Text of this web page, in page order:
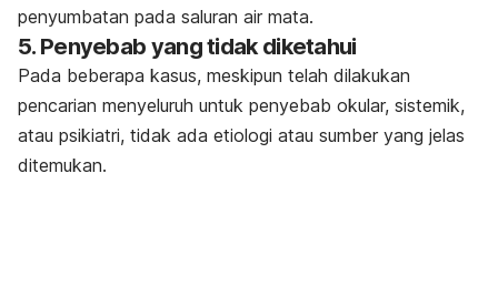
penyumbatan pada saluran air mata.
5. Penyebab yang tidak diketahui
Pada beberapa kasus, meskipun telah dilakukan
pencarian menyeluruh untuk penyebab okular, sistemik,
atau psikiatri, tidak ada etiologi atau sumber yang jelas
ditemukan.